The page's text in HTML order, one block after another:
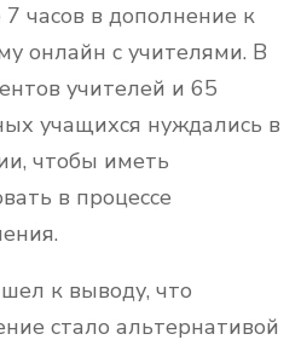
часов в дополнение к
онлайн с учителями. В
учителей и 65
учащихся нуждались в
чтобы иметь
в процессе
к выводу, что
стало альтернативой